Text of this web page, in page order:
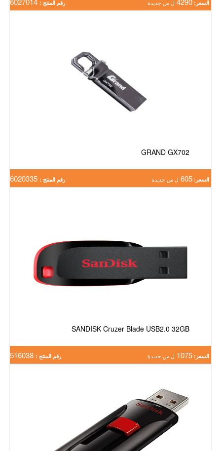
السعر: ل س جديدة رقم المنتج :
GRAND GX702
السعر: 605 ل س جديدة رقم المنتج :
SANDISK Cruzer Blade USB2.0 32GB
السعر: 1075 ل س جديدة رقم المنتج :